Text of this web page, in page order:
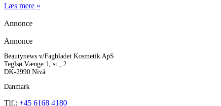
Læs mere »
Annonce
Annonce
Beautynews v/Fagbladet Kosmetik ApS
Teglsø Vænge 1, st., 2
DK-2990 Nivå
Danmark
Tlf.: +45 6168 4180